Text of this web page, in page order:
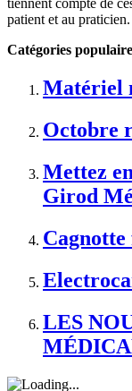
tiennent compte de
patient et au praticien.
Catégories
Matériel
Octobre
Mettez
Girod
LES